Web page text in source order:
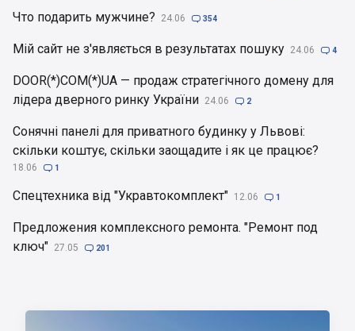
Что подарить мужчине? 24.06  354
Мій сайт не з'являється в результатах пошуку 24.06  4
DOOR(*)COM(*)UA — продаж стратегічного домену для
лідера дверного ринку України 24.06  2
Сонячні панелі для приватного будинку у Львові:
скільки коштує, скільки заощадите і як це працює?
18.06  1
Спецтехника від "Укравтокомплект" 12.06  1
Предложения комплексного ремонта. "Ремонт под
ключ" 27.05  201